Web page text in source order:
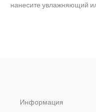
нанесите увлажняющий
Информация